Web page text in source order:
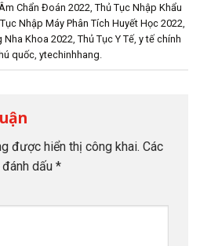
Chẩn Đoán 2022 Thủ Tục Nhập Khẩu
Nhập Máy Phân Tích Huyết Học 2022
Nha Khoa 2022 Thủ Tục Y Tế, y tế chính
quốc ytechinhhang
được hiển thị công khai. Các
dấu *